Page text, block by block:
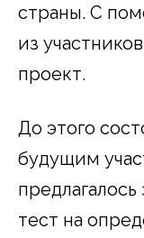
страны. С
из
проект.
До этого
будущим
тест на